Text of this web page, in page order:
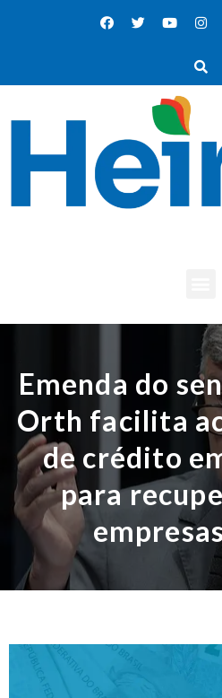
Emenda do
Orth facilita
de crédito
para